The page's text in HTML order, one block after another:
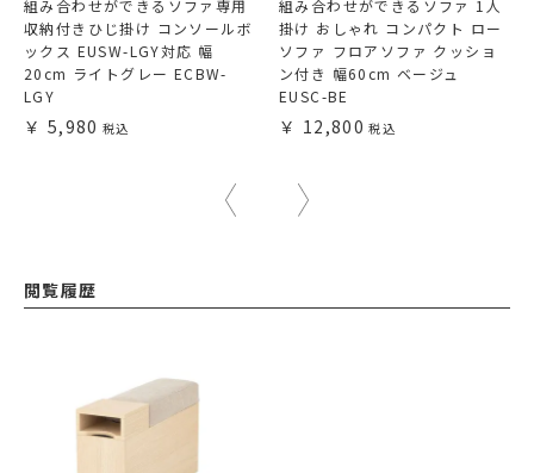
組み合わせができるソファ専用
収納付きひじ掛け コンソールボ
ックス EUSW-LGY対応 幅
20cm ライトグレー ECBW-
LGY
5,980
組み合わせができるソファ 1人
掛け おしゃれ コンパクト ロー
ソファ フロアソファ クッショ
ン付き 幅60cm ベージュ
EUSC-BE
12,800
閲覧履歴